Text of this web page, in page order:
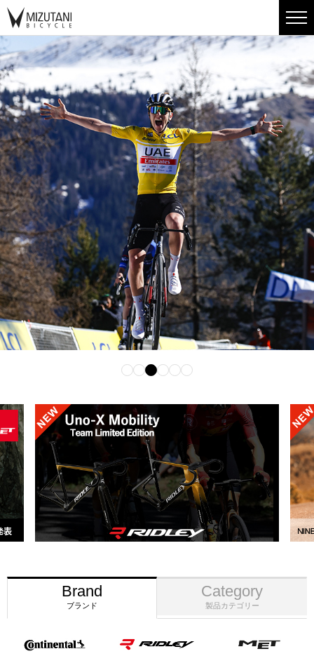
Brand
ブランド
Category
製品カテゴリー